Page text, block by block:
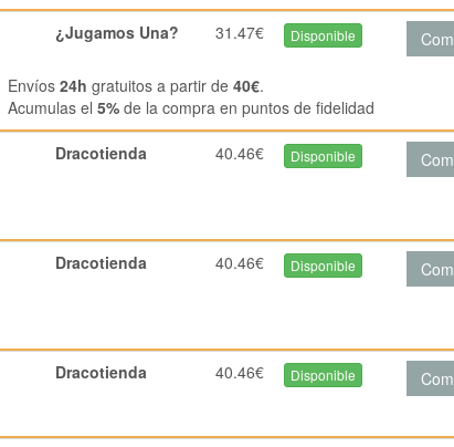
¿Jugamos Una? 31.47€ Disponible
Envíos 24h gratuitos a partir de 40€.
Acumulas el 5%de la compra en puntos de fidelidad
Dracotienda 40.46€ Disponible
Dracotienda 40.46€ Disponible
Dracotienda 40.46€ Disponible